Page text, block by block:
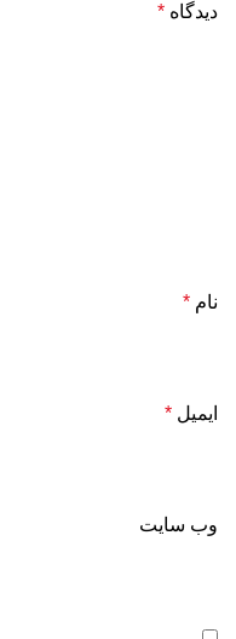
دیدگاه *
نام *
ایمیل *
وب‌ سایت